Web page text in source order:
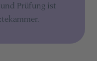
Prüfung ist